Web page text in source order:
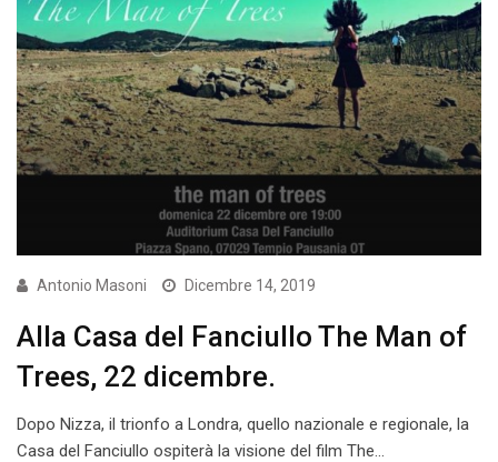
Antonio Masoni Dicembre 14, 2019
Alla Casa del Fanciullo The Man of
Trees, 22 dicembre.
Dopo Nizza, il trionfo a Londra, quello nazionale e regionale, la
Casa del Fanciullo ospiterà la visione del film The…